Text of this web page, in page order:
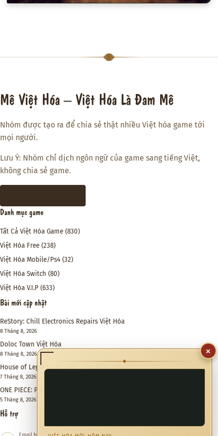
Mê Việt Hóa – Việt Hóa Là Đam Mê
Nhóm được tạo ra để chia sẻ thật nhiều Việt hóa game tới
mọi người.
Lưu Ý: Nhóm chỉ dịch ngôn ngữ của game sang tiếng Việt,
không chia sẻ game.
Danh mục game
Tất Cả Việt Hóa Game (830)
Việt Hóa Free (238)
Việt Hóa Mobile/Ps4 (32)
Việt Hóa Switch (80)
Việt Hóa V.I.P (633)
Bài mới cập nhật
ReStory: Chill Electronics Repairs Việt Hóa
8 Tháng 8, 2026
Doloc Town Việt Hóa
8 Tháng 8, 2026
House of Legacy Việt Hóa – Hào Môn Thế Gia
7 Tháng 8, 2026
ONE PIECE: PIRATE WARRIORS 4 Việt Hóa
5 Tháng 8, 2026
Hỗ trợ
×
◆